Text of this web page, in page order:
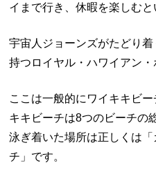
イまで行き、休暇を楽しむと
宇宙人ジョーンズがたどり
持つロイヤル・ハワイアン・
ここは一般的にワイキキビ
キキビーチは8つのビーチの
泳ぎ着いた場所は正しくは
チ」です。